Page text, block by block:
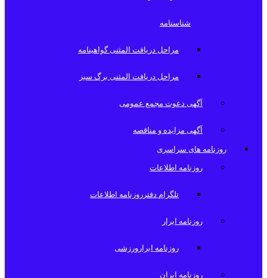
شناسنامه
مراحل دریافت المثنی گواهینامه
مراحل دریافت المثنی برگ سبز
آگهی دعوت مجمع عمومی
آگهی مزایده و مناقصه
روزنامه های سراسری
روزنامه اطلاعات
تلگرام دفترروزنامه اطلاعات
روزنامه ابرار
روزنامه ابرارورزشی
روزنامه ایران